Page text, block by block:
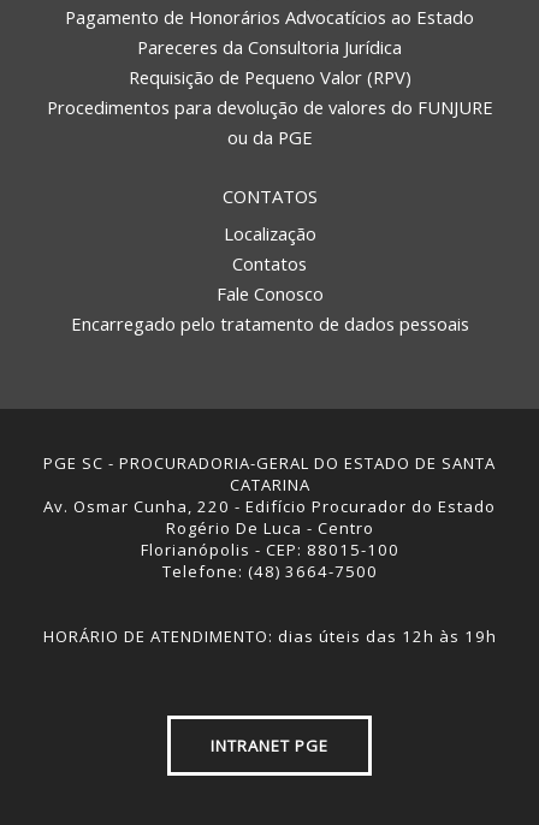
Pagamento de Honorários Advocatícios ao Estado
Pareceres da Consultoria Jurídica
Requisição de Pequeno Valor (RPV)
Procedimentos para devolução de valores do FUNJURE
ou da PGE
CONTATOS
Localização
Contatos
Fale Conosco
Encarregado pelo tratamento de dados pessoais
PGE SC - PROCURADORIA-GERAL DO ESTADO DE SANTA
CATARINA
Av. Osmar Cunha, 220 - Edifício Procurador do Estado
Rogério De Luca - Centro
Florianópolis - CEP: 88015-100
Telefone: (48) 3664-7500
HORÁRIO DE ATENDIMENTO: dias úteis das 12h às 19h
INTRANET PGE